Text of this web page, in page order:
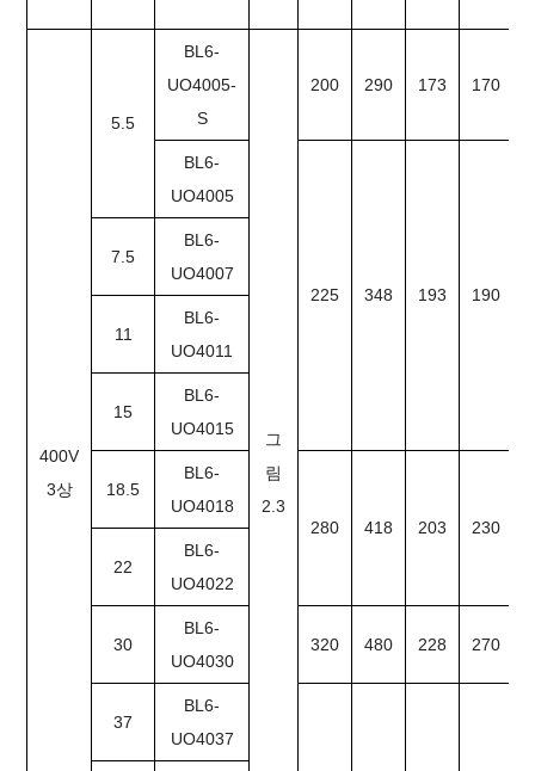
400V
3상
5.5
BL6-
UO4005-
S
그
림
2.3
200 290 173 170
BL6-
UO4005
225 348 193 190
7.5
BL6-
UO4007
11
BL6-
UO4011
15
BL6-
UO4015
18.5
BL6-
UO4018
280
418 203 230
22
BL6-
UO4022
30
BL6-
UO4030
320 480 228 270
37
BL6-
UO4037